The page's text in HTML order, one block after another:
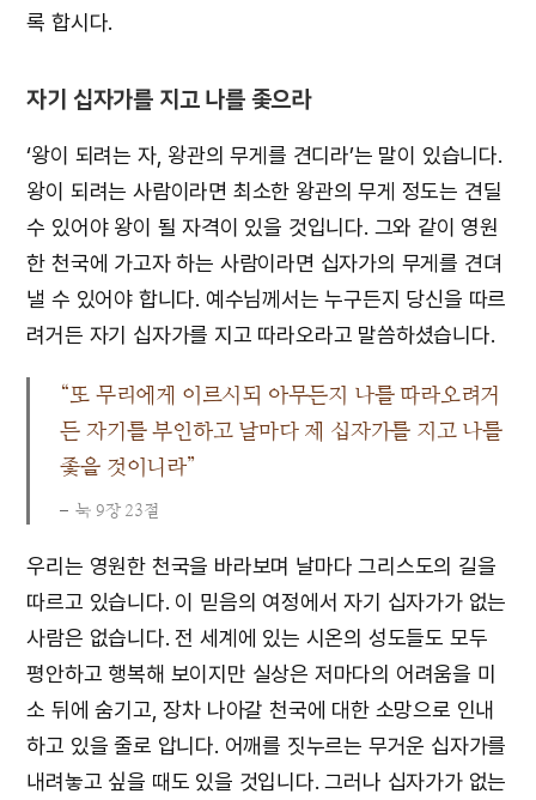
록 합시다.
자기 십자가를 지고 나를 좇으라
‘왕이 되려는 자, 왕관의 무게를 견디라’는 말이 있습니다.
왕이 되려는 사람이라면 최소한 왕관의 무게 정도는 견딜
수 있어야 왕이 될 자격이 있을 것입니다. 그와 같이 영원
한 천국에 가고자 하는 사람이라면 십자가의 무게를 견뎌
낼 수 있어야 합니다. 예수님께서는 누구든지 당신을 따르
려거든 자기 십자가를 지고 따라오라고 말씀하셨습니다.
“또 무리에게 이르시되 아무든지 나를 따라오려거
든 자기를 부인하고 날마다 제 십자가를 지고 나를
좇을 것이니라”
눅 9장 23절
우리는 영원한 천국을 바라보며 날마다 그리스도의 길을
따르고 있습니다. 이 믿음의 여정에서 자기 십자가가 없는
사람은 없습니다. 전 세계에 있는 시온의 성도들도 모두
평안하고 행복해 보이지만 실상은 저마다의 어려움을 미
소 뒤에 숨기고, 장차 나아갈 천국에 대한 소망으로 인내
하고 있을 줄로 압니다. 어깨를 짓누르는 무거운 십자가를
내려놓고 싶을 때도 있을 것입니다. 그러나 십자가가 없는